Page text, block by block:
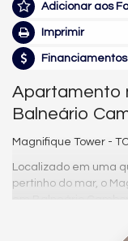
Adicionar aos
Imprimir
Financiamentos
Apartamento
Balneário
Magnifique Tower -
Localizado em uma
pertinho do mar, o
em Balneário
área de lazer